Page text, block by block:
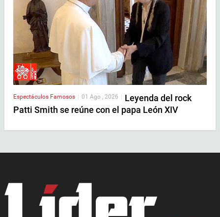
Espectáculos Famosos 01 Ago , 2026
Leyenda del rock
Patti Smith se reúne con el papa León XIV